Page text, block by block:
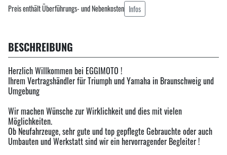
Preis enthält Überführungs- und Nebenkosten Infos
BESCHREIBUNG
Herzlich Willkommen bei EGGIMOTO !
Ihrem Vertragshändler für Triumph und Yamaha in Braunschweig und
Umgebung
Wir machen Wünsche zur Wirklichkeit und dies mit vielen
Möglichkeiten.
Ob Neufahrzeuge, sehr gute und top gepflegte Gebrauchte oder auch
Umbauten und Werkstatt sind wir ein hervorragender Begleiter !